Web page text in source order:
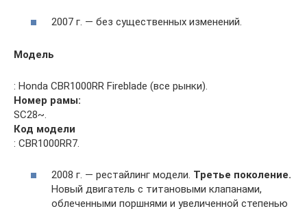
2007 г. — без существенных изменений.
Модель
: Honda CBR1000RR Fireblade (все рынки).
Номер рамы:
SC28~.
Код модели
: CBR1000RR7.
2008 г. — рестайлинг модели. Третье поколение.
Новый двигатель с титановыми клапанами,
облеченными поршнями и увеличенной степенью